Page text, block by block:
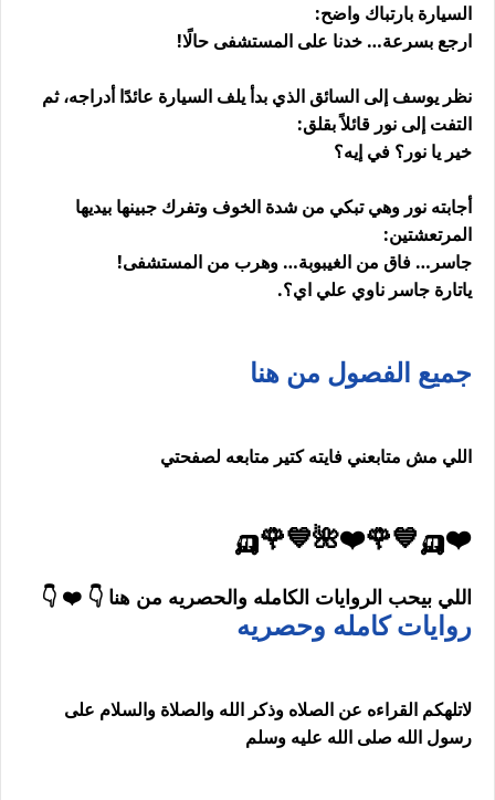
السيارة بارتباك واضح:
ارجع بسرعة… خدنا على المستشفى حالًا!
نظر يوسف إلى السائق الذي بدأ يلف السيارة عائدًا أدراجه، ثم
التفت إلى نور قائلاً بقلق:
خير يا نور؟ في إيه؟
أجابته نور وهي تبكي من شدة الخوف وتفرك جبينها بيديها
المرتعشتين:
جاسر… فاق من الغيبوبة… وهرب من المستشفى!
ياتارة جاسر ناوي علي اي؟.
جميع الفصول من هنا
اللي مش متابعني فايته كتير متابعه لصفحتي
❤️🛺💙🌹❤️🌺💙🌹🛺
اللي بيحب الروايات الكامله والحصريه من هنا 👇 ❤️ 👇
روايات كامله وحصريه
لاتلهكم القراءه عن الصلاه وذكر الله والصلاة والسلام على
رسول الله صلى الله عليه وسلم